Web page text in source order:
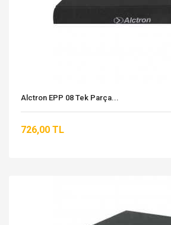
Alctron EPP 08 Tek Parça...
726,00 TL